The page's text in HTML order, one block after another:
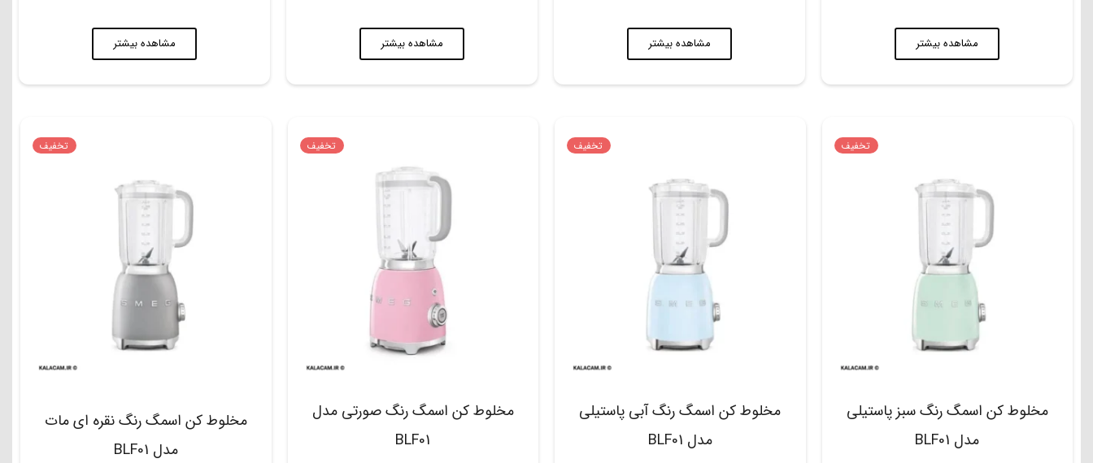
مشاهده بیشتر مشاهده بیشتر مشاهده بیشتر مشاهده بیشتر
تخفیف
مخلوط کن اسمگ رنگ سبز پاستیلی
مدل BLF01
تخفیف
مخلوط کن اسمگ رنگ آبی پاستیلی
مدل BLF01
تخفیف
مخلوط کن اسمگ رنگ صورتی مدل
BLF01
تخفیف
مخلوط کن اسمگ رنگ نقره ای مات
مدل BLF01